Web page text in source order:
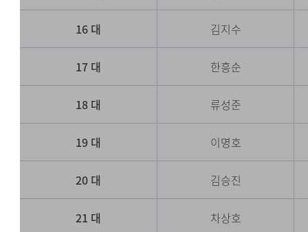
16 대 김지수
17 대 한흥순
18 대 류성준
19 대 이명호
20 대 김승진
21 대 차상호